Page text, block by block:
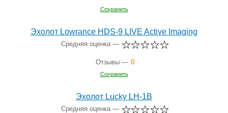
Сохранить
Эхолот Lowrance HDS-9 LIVE Active Imaging
Средняя оценка —
Отзывы — 0
Сохранить
Эхолот Lucky LH-1B
Средняя оценка —